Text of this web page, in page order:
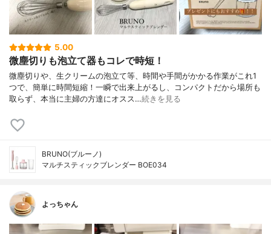
5.00
微塵切りも泡立て器もコレで時短！
微塵切りや、生クリームの泡立て等、時間や手間がかかる作業がこれ1
つで、簡単に時間短縮！一瞬で出来上がるし、コンパクトだから場所も
取らず、本当に主婦の方達にオスス…続きを見る
BRUNO(ブルーノ)
マルチスティックブレンダー BOE034
よっちゃん